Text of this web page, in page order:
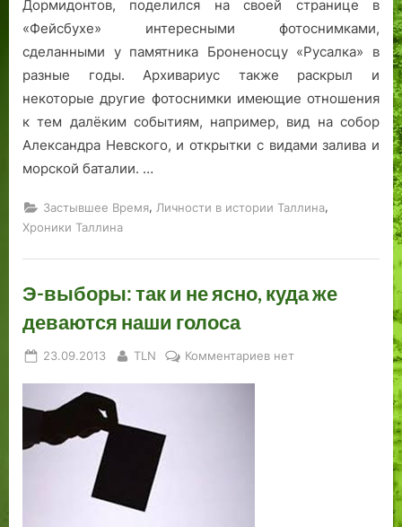
Дормидонтов, поделился на своей странице в
«Фейсбухе» интересными фотоснимками,
сделанными у памятника Броненосцу «Русалка» в
разные годы. Архивариус также раскрыл и
некоторые другие фотоснимки имеющие отношения
к тем далёким событиям, например, вид на собор
Александра Невского, и открытки с видами залива и
морской баталии. …
Застывшее Время, Личности в истории Таллина,
Хроники Таллина
Э-выборы: так и не ясно, куда же
деваются наши голоса
Posted
23.09.2013 By
TLN Комментариевкнет